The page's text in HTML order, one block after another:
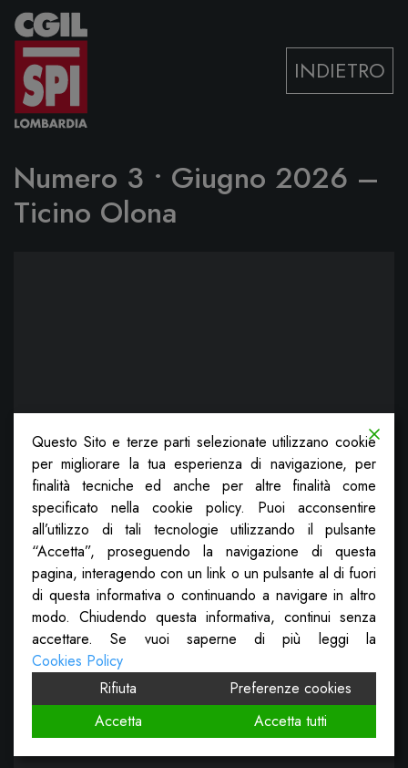
Vai al contenuto
INDIETRO
Numero 3 • Giugno 2026 –
Ticino Olona
Questo Sito e terze parti selezionate utilizzano cookie
per migliorare la tua esperienza di navigazione, per
finalità tecniche ed anche per altre finalità come
specificato nella cookie policy. Puoi acconsentire
all’utilizzo di tali tecnologie utilizzando il pulsante
“Accetta”, proseguendo la navigazione di questa
pagina, interagendo con un link o un pulsante al di fuori
di questa informativa o continuando a navigare in altro
modo. Chiudendo questa informativa, continui senza
accettare. Se vuoi saperne di più leggi la
Cookies Policy
Rifiuta
Preferenze cookies
Accetta
Accetta tutti